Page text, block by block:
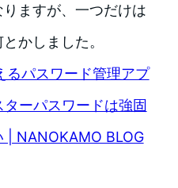
ますが、一つだけは
かしました。
パスワード管理アプ
ーパスワードは強固
| NANOKAMO BLOG